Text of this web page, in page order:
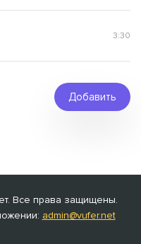
3:30
Добавить
Все права защищены.
admin@vufer.net